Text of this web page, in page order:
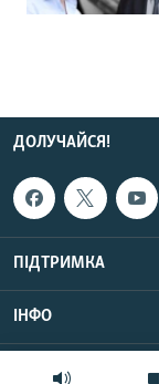
ДОЛУЧАЙСЯ!
ПІДТРИМКА
ІНФО